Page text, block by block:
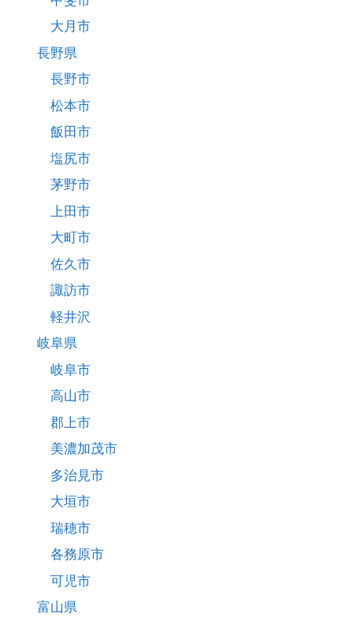
大月市
長野県
長野市
松本市
飯田市
塩尻市
茅野市
上田市
大町市
佐久市
諏訪市
軽井沢
岐阜県
岐阜市
高山市
郡上市
美濃加茂市
多治見市
大垣市
瑞穂市
各務原市
可児市
富山県